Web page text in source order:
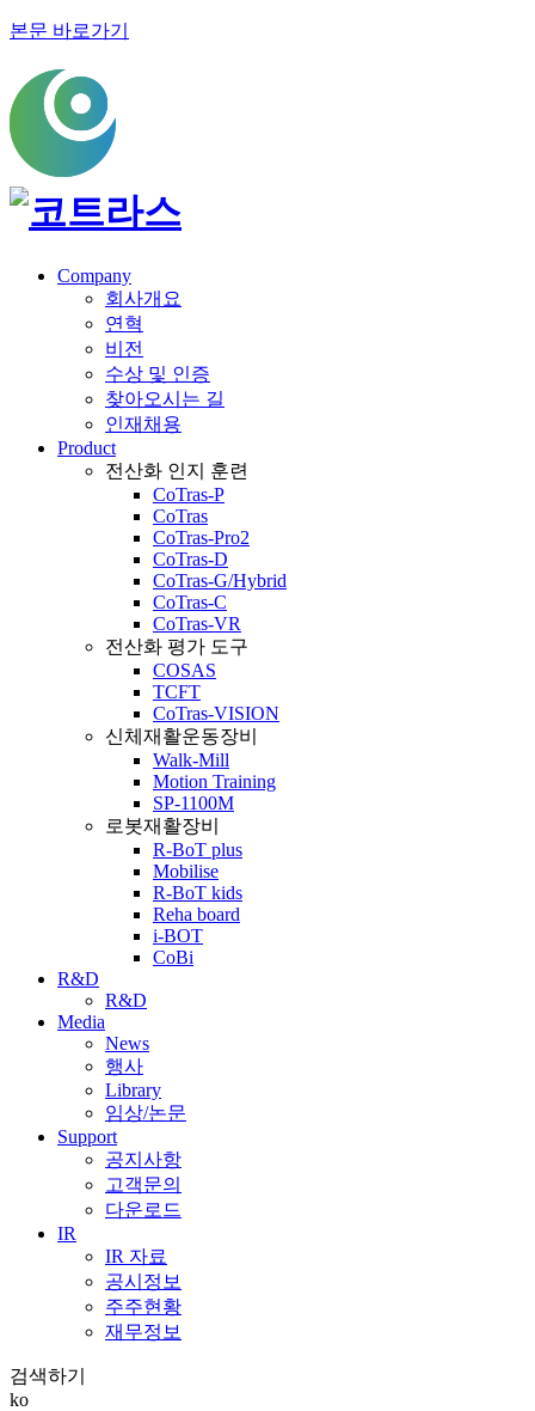
본문 바로가기
Company
회사개요
연혁
비전
수상 및 인증
찾아오시는 길
인재채용
Product
전산화 인지 훈련
CoTras-P
CoTras
CoTras-Pro2
CoTras-D
CoTras-G/Hybrid
CoTras-C
CoTras-VR
전산화 평가 도구
COSAS
TCFT
CoTras-VISION
신체재활운동장비
Walk-Mill
Motion Training
SP-1100M
로봇재활장비
R-BoT plus
Mobilise
R-BoT kids
Reha board
i-BOT
CoBi
R&D
R&D
Media
News
행사
Library
임상/논문
Support
공지사항
고객문의
다운로드
IR
IR 자료
공시정보
주주현황
재무정보
검색하기
ko